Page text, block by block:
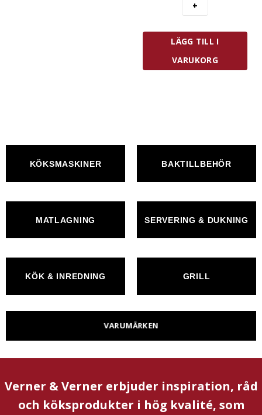
mängd
LÄGG TILL I
VARUKORG
KÖKSMASKINER BAKTILLBEHÖR
MATLAGNING SERVERING & DUKNING
KÖK & INREDNING GRILL
VARUMÄRKEN
Verner & Verner erbjuder inspiration, råd
och köksprodukter i hög kvalité, som